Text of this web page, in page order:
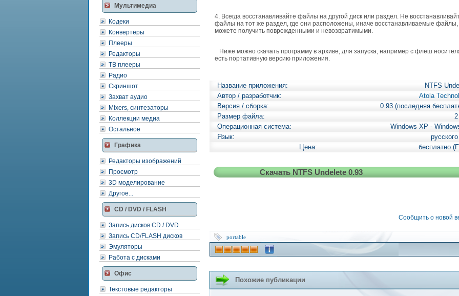
Мультимедиа
Кодеки
Конвертеры
Плееры
Редакторы
ТВ плееры
Радио
Скриншот
Захват аудио
Mixers, синтезаторы
Коллекции медиа
Остальное
Графика
Редакторы изображений
Просмотр
3D моделирование
Другое...
CD / DVD / FLASH
Запись дисков CD / DVD
Запись CD/FLASH дисков
Эмуляторы
Работа с дисками
Офис
Текстовые редакторы
4. Всегда восстанавливайте файлы на другой диск или раздел. Не
файлы на тот же раздел, где они расположены, иначе восстанавливаемые
можете получить поврежденными и невозвратимыми.
Ниже можно скачать программу в архиве, для запуска, например с флеш
есть портативную версию приложения.
Название приложения:
NTFS
Автор / разработчик:
Atola
Версия / сборка:
0.93 (последняя
Размер файла:
Операционная система:
Windows XP -
Язык:
Цена:
бесплатно
Скачать NTFS Undelete 0.93
Сообщить о новой
portable
Похожие публикации